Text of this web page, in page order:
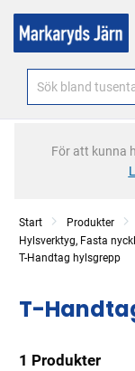
För att kunna
Start Produkter
Hylsverktyg, Fasta
T-Handtag hylsgrepp
T-
1 Produkter